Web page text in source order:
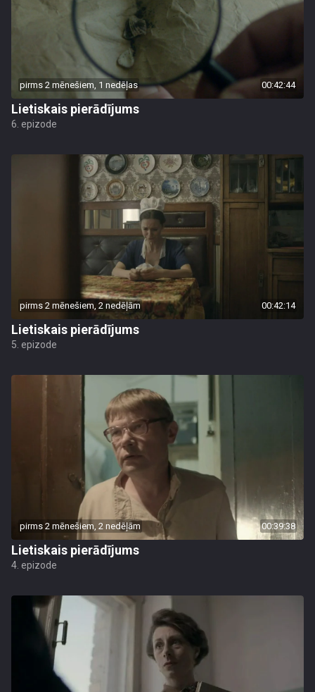
pirms 2 mēnešiem, 1 nedēļas 00:42:44
Lietiskais pierādījums
6. epizode
pirms 2 mēnešiem, 2 nedēļām 00:42:14
Lietiskais pierādījums
5. epizode
pirms 2 mēnešiem, 2 nedēļām 00:39:38
Lietiskais pierādījums
4. epizode